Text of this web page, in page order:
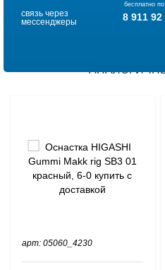
бесплатно
связь через
мессенджеры
8 911 92
арт: 05060_4230